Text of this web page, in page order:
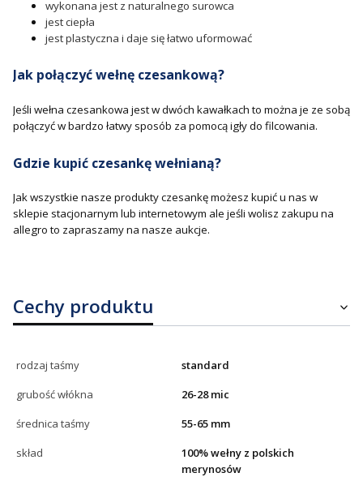
wykonana jest z naturalnego surowca
jest ciepła
jest plastyczna i daje się łatwo uformować
Jak połączyć wełnę czesankową?
Jeśli wełna czesankowa jest w dwóch kawałkach to można je ze sobą
połączyć w bardzo łatwy sposób za pomocą igły do filcowania.
Gdzie kupić czesankę wełnianą?
Jak wszystkie nasze produkty czesankę możesz kupić u nas w
sklepie stacjonarnym lub internetowym ale jeśli wolisz zakupu na
allegro to zapraszamy na nasze aukcje.
Cechy produktu
rodzaj taśmy
standard
grubość włókna
26-28 mic
średnica taśmy
55-65 mm
skład
100% wełny z polskich
merynosów